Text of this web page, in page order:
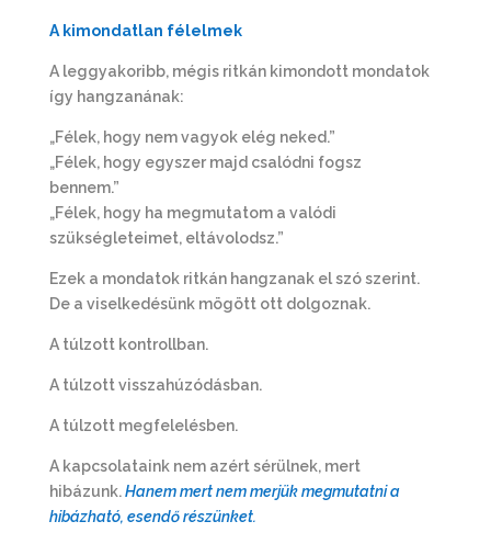
A kimondatlan félelmek
A leggyakoribb, mégis ritkán kimondott mondatok
így hangzanának:
„Félek, hogy nem vagyok elég neked.”
„Félek, hogy egyszer majd csalódni fogsz
bennem.”
„Félek, hogy ha megmutatom a valódi
szükségleteimet, eltávolodsz.”
Ezek a mondatok ritkán hangzanak el szó szerint.
De a viselkedésünk mögött ott dolgoznak.
A túlzott kontrollban.
A túlzott visszahúzódásban.
A túlzott megfelelésben.
A kapcsolataink nem azért sérülnek, mert
hibázunk.Hanem mert nem merjük megmutatni a
hibázható, esendő részünket.